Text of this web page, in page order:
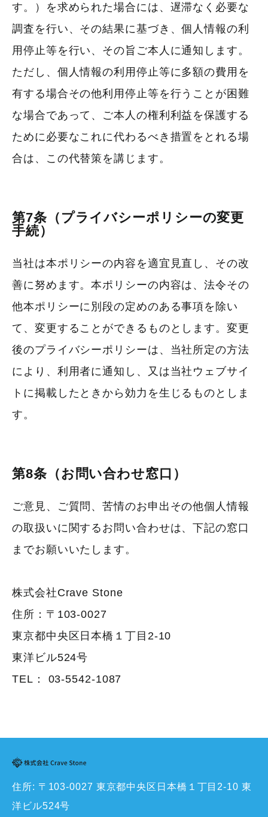
す。）を求められた場合には、遅滞なく必要な
調査を行い、その結果に基づき、個人情報の利
用停止等を行い、その旨ご本人に通知します。
ただし、個人情報の利用停止等に多額の費用を
有する場合その他利用停止等を行うことが困難
な場合であって、ご本人の権利利益を保護する
ために必要なこれに代わるべき措置をとれる場
合は、この代替策を講じます。
第7条（プライバシーポリシーの変更
手続）
当社は本ポリシーの内容を適宜見直し、その改
善に努めます。本ポリシーの内容は、法令その
他本ポリシーに別段の定めのある事項を除い
て、変更することができるものとします。変更
後のプライバシーポリシーは、当社所定の方法
により、利用者に通知し、又は当社ウェブサイ
トに掲載したときから効力を生じるものとしま
す。
第8条（お問い合わせ窓口）
ご意見、ご質問、苦情のお申出その他個人情報
の取扱いに関するお問い合わせは、下記の窓口
までお願いいたします。
株式会社Crave Stone
住所：〒103-0027
東京都中央区日本橋１丁目2-10
東洋ビル524号
TEL： 03-5542-1087
住所: 〒103-0027 東京都中央区日本橋１丁目2-10 東
洋ビル524号